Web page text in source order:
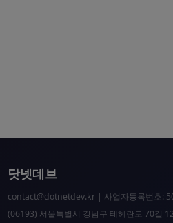
닷넷데브
contact@dotnetdev.kr| 사업자등록번호:
(06193) 서울특별시 강남구 테헤란로 70길